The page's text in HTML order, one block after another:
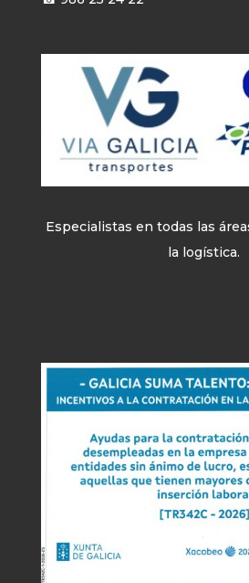
Especialistas en todas las
la logística.